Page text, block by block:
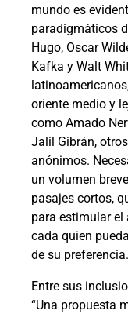
mundo es
paradigmáticos
Hugo, Oscar
Kafka y Walt
oriente medio y
como Amado
Jalil Gibrán,
anónimos.
un volumen
pasajes cortos,
para estimular el
cada quien
de su preferencia.
Entre sus
“Una propuesta